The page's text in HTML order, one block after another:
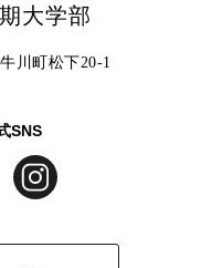
大学部
川町松下20-1
SNS